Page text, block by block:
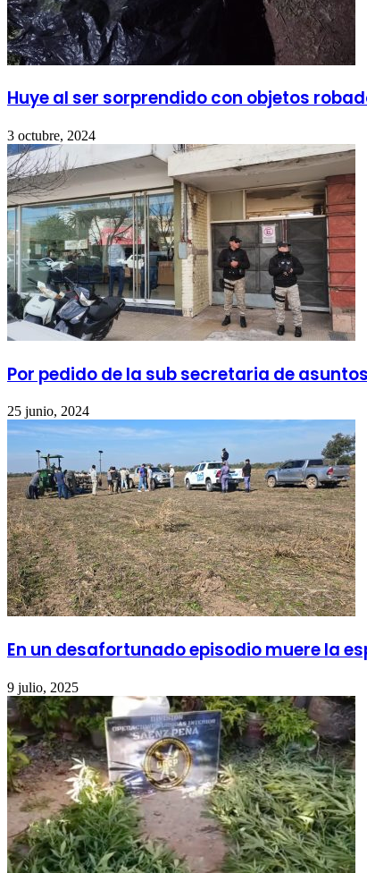
Huye al ser sorprendido con objetos
3 octubre, 2024
Por pedido de la sub secretaria de
25 junio, 2024
En un desafortunado episodio muere la
9 julio, 2025